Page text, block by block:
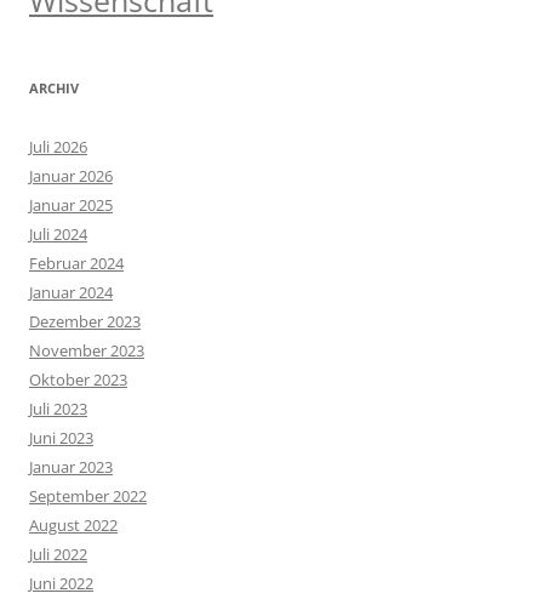
ARCHIV
Juli 2026
Januar 2026
Januar 2025
Juli 2024
Februar 2024
Januar 2024
Dezember 2023
November 2023
Oktober 2023
Juli 2023
Juni 2023
Januar 2023
September 2022
August 2022
Juli 2022
Juni 2022